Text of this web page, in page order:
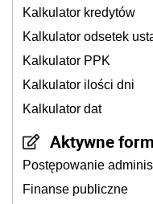
Kalkulator kredytów
Kalkulator odsetek
Kalkulator PPK
Kalkulator ilości dni
Kalkulator dat
Aktywne
Postępowanie
Finanse publiczne